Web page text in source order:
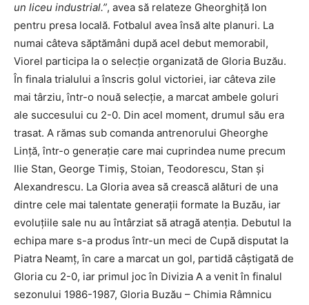
un liceu industrial.”, avea să relateze Gheorghiță Ion
pentru presa locală. Fotbalul avea însă alte planuri. La
numai câteva săptămâni după acel debut memorabil,
Viorel participa la o selecție organizată de Gloria Buzău.
În finala trialului a înscris golul victoriei, iar câteva zile
mai târziu, într-o nouă selecție, a marcat ambele goluri
ale succesului cu 2-0. Din acel moment, drumul său era
trasat. A rămas sub comanda antrenorului Gheorghe
Lință, într-o generație care mai cuprindea nume precum
Ilie Stan, George Timiș, Stoian, Teodorescu, Stan și
Alexandrescu. La Gloria avea să crească alături de una
dintre cele mai talentate generații formate la Buzău, iar
evoluțiile sale nu au întârziat să atragă atenția. Debutul la
echipa mare s-a produs într-un meci de Cupă disputat la
Piatra Neamț, în care a marcat un gol, partidă câștigată de
Gloria cu 2-0, iar primul joc în Divizia A a venit în finalul
sezonului 1986-1987, Gloria Buzău – Chimia Râmnicu